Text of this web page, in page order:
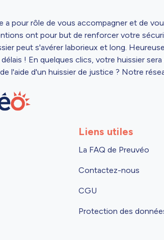
a pour rôle de vous accompagner et de
ont pour but de renforcer votre
peut s'avérer laborieux et long.
! En quelques clics, votre huissier
l'aide d'un huissier de justice ? Notre
Liens utiles
La FAQ de Preuvéo
Contactez-nous
CGU
Protection des